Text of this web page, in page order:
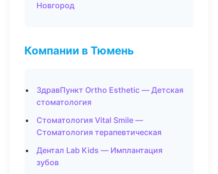
Новгород
Компании в Тюмень
ЗдравПункт Ortho Esthetic — Детская
стоматология
Стоматология Vital Smile —
Стоматология терапевтическая
Дентал Lab Kids — Имплантация
зубов